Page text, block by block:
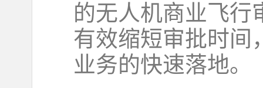
的无人机商业飞行
有效缩短审批时间
业务的快速落地。